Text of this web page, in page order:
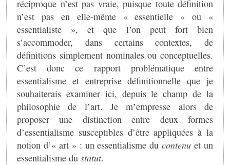
réciproque n’est pas vraie, puisque toute définition
n’est pas en elle-même « essentielle » ou «
essentialiste », et que l’on peut fort bien
s’accommoder, dans certains contextes, de
définitions simplement nominales ou conceptuelles.
C’est donc ce rapport problématique entre
essentialisme et entreprise définitionnelle que je
souhaiterais examiner ici, depuis le champ de la
philosophie de l’art. Je m’empresse alors de
proposer une distinction entre deux formes
d’essentialisme susceptibles d’être appliquées à la
notion d’« art » : un essentialisme ducontenu et un
essentialisme du statut.